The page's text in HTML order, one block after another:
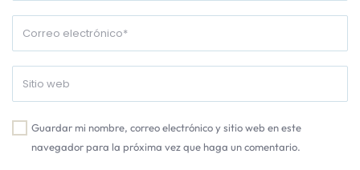
Guardar mi nombre, correo electrónico y sitio web en este
navegador para la próxima vez que haga un comentario.